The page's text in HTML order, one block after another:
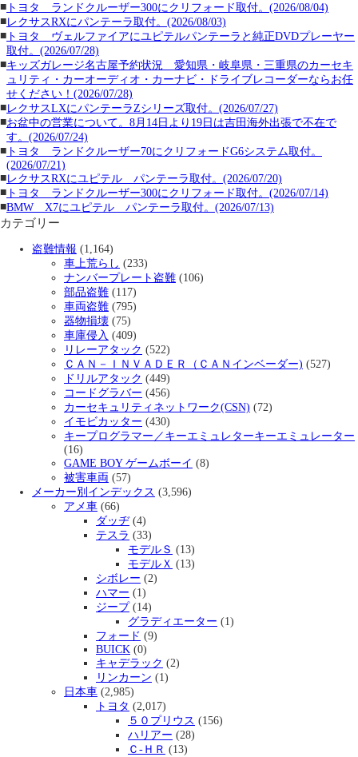
■ トヨタ ランドクルーザー300にクリフォード取付。(2026/08/04)
■レクサスRXにパンテーラ取付。(2026/08/03)
■ トヨタ ヴェルファイアにユピテルパンテーラと純正DVDプレーヤー
取付。(2026/07/28)
■キッズガレージ名古屋予約状況 愛知県・岐阜県・三重県のカーセキ
ュリティ・カーオーディオ・カーナビ・ドライブレコーダーならお任
せください！(2026/07/28)
■レクサスLXにパンテーラZシリーズ取付。(2026/07/27)
■お盆中の営業について。8月14日より19日は吉田海外出張で不在で
す。(2026/07/24)
■ トヨタ ランドクルーザー70にクリフォードG6システム取付。
(2026/07/21)
■レクサスRXにユピテル パンテーラ取付。(2026/07/20)
■ トヨタ ランドクルーザー300にクリフォード取付。(2026/07/14)
■BMW X7にユピテル パンテーラ取付。(2026/07/13)
カテゴリー
盗難情報 (1,164)
車上荒らし (233)
ナンバープレート盗難 (106)
部品盗難 (117)
車両盗難 (795)
器物損壊 (75)
車庫侵入 (409)
リレーアタック (522)
ＣＡＮ－ＩＮＶＡＤＥＲ（ＣＡＮインベーダー) (527)
ドリルアタック (449)
コードグラバー (456)
カーセキュリティネットワーク(CSN) (72)
イモビカッター (430)
キープログラマー／キーエミュレターキーエミュレーター
(16)
GAME BOY ゲームボーイ (8)
被害車両 (57)
メーカー別インデックス (3,596)
アメ車 (66)
ダッヂ(4)
テスラ (33)
モデルＳ (13)
モデルＸ (13)
シボレー (2)
ハマー (1)
ジープ(14)
グラディエーター (1)
フォード (9)
BUICK (0)
キャデラック (2)
リンカーン (1)
日本車 (2,985)
トヨタ (2,017)
５０プリウス (156)
ハリアー (28)
Ｃ-ＨＲ (13)